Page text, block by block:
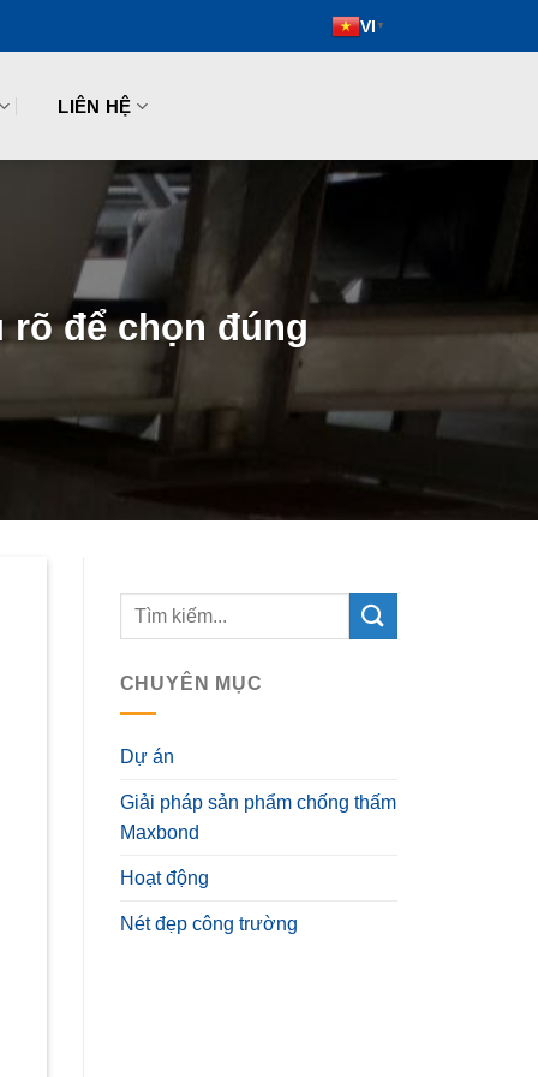
VI ▼
LIÊN HỆ
rõ để chọn đúng
CHUYÊN MỤC
Dự án
Giải pháp sản phẩm chống thấm
Maxbond
Hoạt động
Nét đẹp công trường